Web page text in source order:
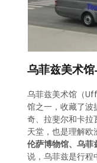
乌菲兹美术
乌菲兹美术馆（
馆之一，收藏了波
奇、拉斐尔和卡拉
天堂，也是理解
伦萨博物馆、乌
说，乌菲兹是行程